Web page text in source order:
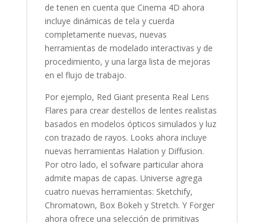
de tenen en cuenta que Cinema 4D ahora
incluye dinámicas de tela y cuerda
completamente nuevas, nuevas
herramientas de modelado interactivas y de
procedimiento, y una larga lista de mejoras
en el flujo de trabajo.
Por ejemplo, Red Giant presenta Real Lens
Flares para crear destellos de lentes realistas
basados en modelos ópticos simulados y luz
con trazado de rayos. Looks ahora incluye
nuevas herramientas Halation y Diffusion.
Por otro lado, el sofware particular ahora
admite mapas de capas. Universe agrega
cuatro nuevas herramientas: Sketchify,
Chromatown, Box Bokeh y Stretch. Y Forger
ahora ofrece una selección de primitivas